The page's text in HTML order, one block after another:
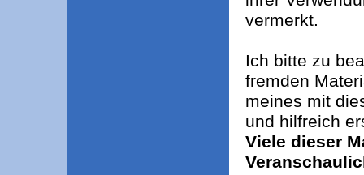
vermerkt.
Ich bitte zu
fremden
meines mit
und hilfreich
Viele dieser